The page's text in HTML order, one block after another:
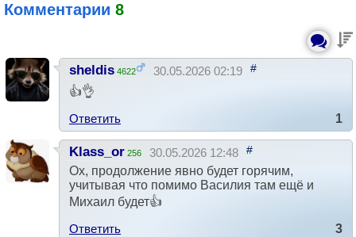
Комментарии 8
sheldis 4622 30.05.2026 02:19 #
👍👌
Ответить
1
Klass_or 256 30.05.2026 12:48 #
Ох, продолжение явно будет горячим,
учитывая что помимо Василия там ещё и
Михаил будет👍
Ответить
3